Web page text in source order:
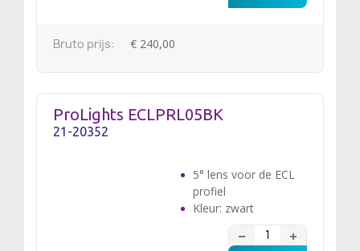
Bruto prijs: € 240,00
ProLights ECLPRL05BK
21-20352
5° lens voor de ECL
profiel
Kleur: zwart